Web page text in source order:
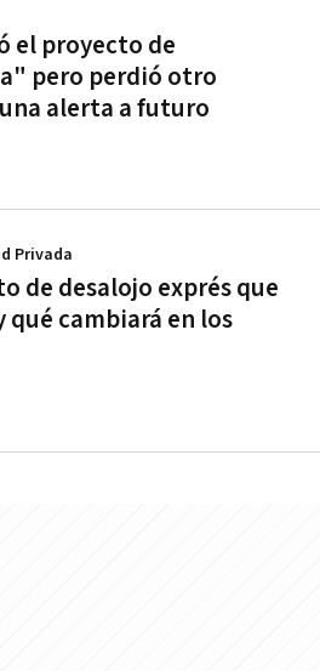
el proyecto de
pero perdió otro
alerta a futuro
de desalojo exprés que
qué cambiará en los
Privada